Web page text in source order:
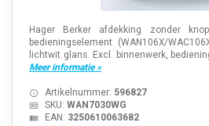
Hager Berker afdekking zonder
bedieningselement (WAN106X/
lichtwit glans. Excl. binnenwerk,
Meer informatie »
Artikelnummer: 596827
SKU: WAN7030WG
EAN: 3250610063682